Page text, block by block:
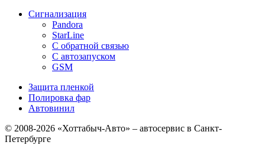
Сигнализация
Pandora
StarLine
С обратной связью
С автозапуском
GSM
Защита пленкой
Полировка фар
Автовинил
© 2008-2026 «Хоттабыч-Авто» – автосервис в Санкт-
Петербурге